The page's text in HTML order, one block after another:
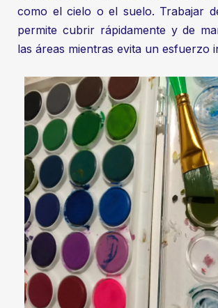
como el cielo o el suelo. Trabajar
permite cubrir rápidamente y de
las áreas mientras evita un esfuerzo